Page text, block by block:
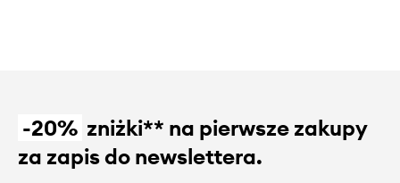
-20% zniżki** na pierwsze zakupy
za zapis do newslettera.